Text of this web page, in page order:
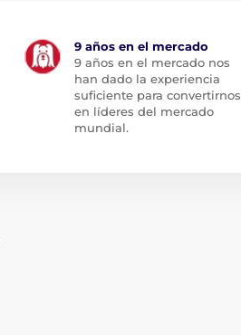
9 años en el mercado
9 años en el mercado nos
han dado la experiencia
suficiente para convertirnos
en líderes del mercado
mundial.